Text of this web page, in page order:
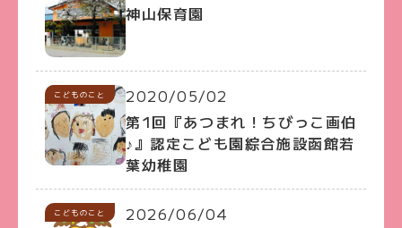
神山保育園
こどものこと
2020/05/02
第1回『あつまれ！ちびっこ画伯
♪』認定こども園綜合施設函館若
葉幼稚園
こどものこと
2026/06/04